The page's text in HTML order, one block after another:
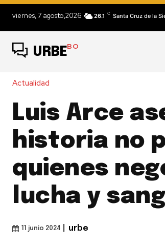
viernes, 7 agosto,2026 26.1 C Santa Cruz de la
URBEBO
Actualidad
Luis Arce
historia no
quienes
lucha y
11 junio 2024 urbe